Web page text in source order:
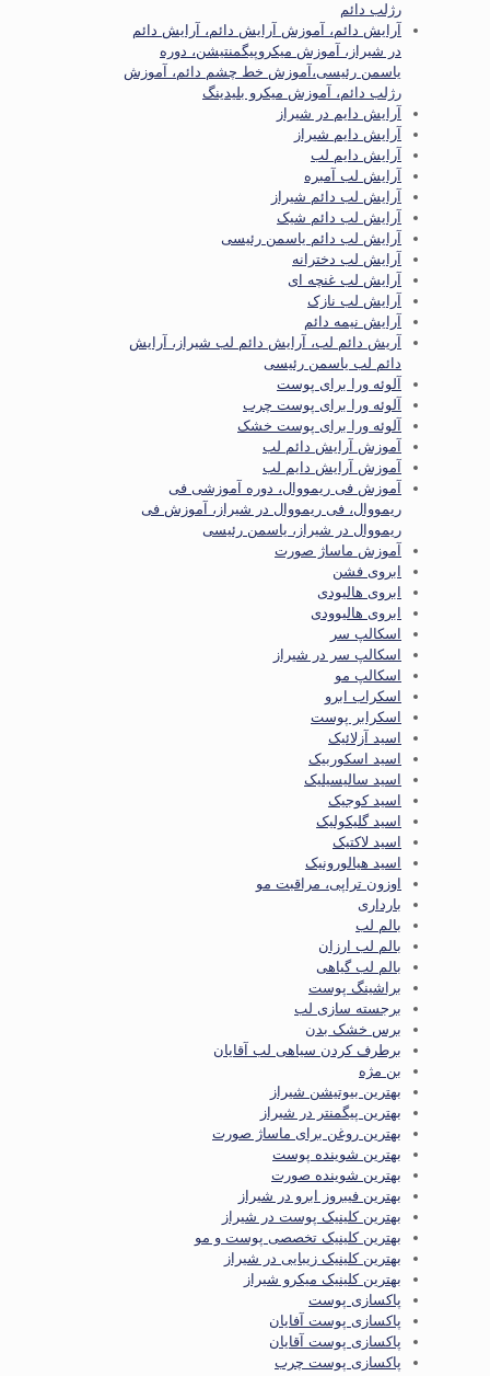
رژلب دائم
آرایش دائم، آموزش آرایش دائم، آرایش دائم
در شیراز، آموزش میکروپیگمنتیشن، دوره
یاسمن رئیسی،آموزش خط چشم دائم، آموزش
رژلب دائم، آموزش میکرو بلیدینگ
آرایش دایم در شیراز
آرایش دایم شیراز
آرایش دایم لب
آرایش لب آمبره
آرایش لب دائم شیراز
آرایش لب دائم شیک
آرایش لب دائم یاسمن رئیسی
آرایش لب دخترانه
آرایش لب غنچه ای
آرایش لب نازک
آرایش نیمه دائم
آریش دائم لب، آرایش دائم لب شیراز، آرایش
دائم لب یاسمن رئیسی
آلوئه ورا برای پوست
آلوئه ورا برای پوست چرب
آلوئه ورا برای پوست خشک
آموزش آرایش دائم لب
آموزش آرایش دایم لب
آموزش فی ریمووال، دوره آموزشی فی
ریمووال، فی ریمووال در شیراز، آموزش فی
ریمووال در شیراز، یاسمن رئیسی
آموزش ماساژ صورت
ابروی فشن
ابروی هالیودی
ابروی هالیوودی
اسکالپ سر
اسکالپ سر در شیراز
اسکالپ مو
اسکراب ابرو
اسکرابر پوست
اسید آزلائیک
اسید اسکوربیک
اسید سالیسیلیک
اسید کوجیک
اسید گلیکولیک
اسید لاکتیک
اسید هیالورونیک
اوزون تراپی، مراقبت مو
بارداری
بالم لب
بالم لب ارزان
بالم لب گیاهی
براشینگ پوست
برجسته سازی لب
برس خشک بدن
برطرف کردن سیاهی لب آقایان
بن مژه
بهترین بیوتیشن شیراز
بهترین پیگمنتر در شیراز
بهترین روغن برای ماساژ صورت
بهترین شوینده پوست
بهترین شوینده صورت
بهترین فیبروز ابرو در شیراز
بهترین کلینیک پوست در شیراز
بهترین کلینیک تخصصی پوست و مو
بهترین کلینیک زیبایی در شیراز
بهترین کلینیک میکرو شیراز
پاکسازی پوست
پاکسازی پوست آفایان
پاکسازی پوست آقایان
پاکسازی پوست چرب